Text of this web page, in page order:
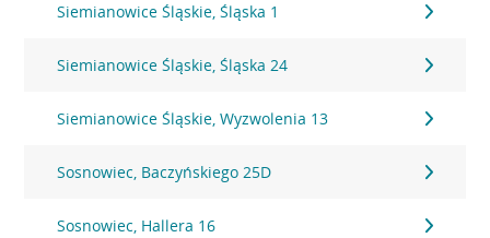
Siemianowice Śląskie, Śląska 1
Siemianowice Śląskie, Śląska 24
Siemianowice Śląskie, Wyzwolenia 13
Sosnowiec, Baczyńskiego 25D
Sosnowiec, Hallera 16